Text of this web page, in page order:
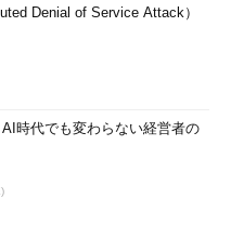
Denial of Service Attack）
AI時代でも変わらない経営者の